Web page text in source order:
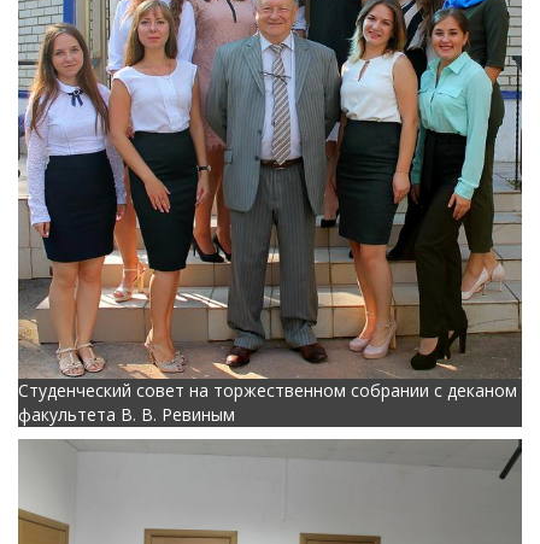
Студенческий совет на торжественном собрании с деканом
факультета В. В. Ревиным